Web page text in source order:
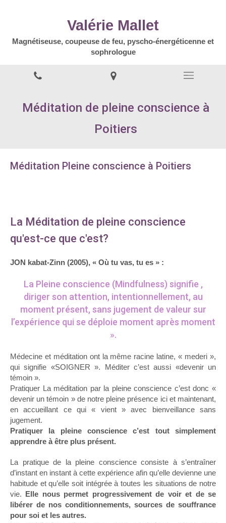
Valérie Mallet
Magnétiseuse, coupeuse de feu, pyscho-énergéticenne et
sophrologue
Méditation de pleine conscience à
Poitiers
Méditation Pleine conscience à Poitiers
La Méditation de pleine conscience
qu'est-ce que c'est?
JON kabat-Zinn (2005), « Où tu vas, tu es » :
La Pleine conscience (Mindfulness) signifie ,
diriger son attention, intentionnellement, au
moment présent, sans jugement de valeur sur
l’expérience qui se déploie moment après moment
».
Médecine et méditation ont la même racine latine, « mederi »,
qui signifie «SOIGNER ». Méditer c’est aussi «devenir un
témoin ».
Pratiquer La méditation par la pleine conscience c’est donc «
devenir un témoin » de notre pleine présence ici et maintenant,
en accueillant ce qui « vient » avec bienveillance sans
jugement.
Pratiquer la pleine conscience c’est tout simplement
apprendre à être plus présent.
La pratique de la pleine conscience consiste à s’entraîner
d’instant en instant à cette expérience afin qu’elle devienne une
habitude et qu’elle soit intégrée à toutes les situations de notre
vie. Elle nous permet progressivement de voir et de se
libérer de nos conditionnements, sources de souffrance
pour soi et les autres.